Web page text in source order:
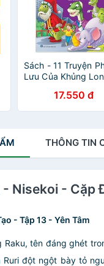
Sách - 11 Truyện
Lưu Của Khủng
17.550 đ
THÔNG TIN
Nisekoi - Cặp
- Tập 13 - Yên Tâm
Raku, tên đáng ghét
đột ngột bày tỏ